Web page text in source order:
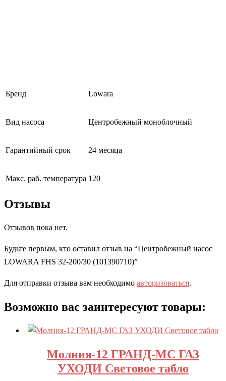
Бренд Lowara
Вид насоса Центробежный моноблочный
Гарантийный срок 24 месяца
Макс. раб. температура 120
Отзывы
Отзывов пока нет.
Будьте первым, кто оставил отзыв на “Центробежный насос
LOWARA FHS 32-200/30 (101390710)”
Для отправки отзыва вам необходимо авторизоваться.
Возможно вас заинтересуют товары:
Молния-12 ГРАНД-МС ГАЗ
УХОДИ Световое табло